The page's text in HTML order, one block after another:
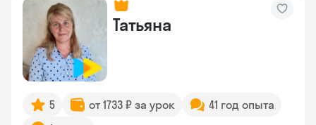
Татьяна
5 от 1733 ₽ за урок
41 год опыта